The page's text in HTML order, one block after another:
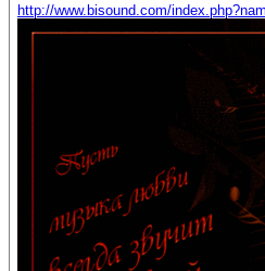
http://www.bisound.com/